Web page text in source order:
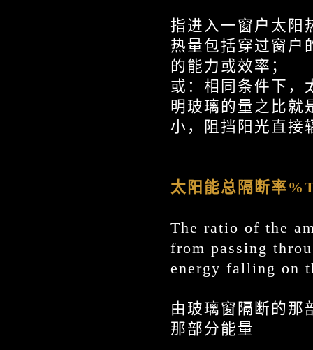
指进入一窗户太阳
热量包括穿过窗户
的能力或效率；
或：相同条件下，
明玻璃的量之比就
小，阻挡阳光直接
太阳能总隔断率
The ratio of the
from passing
energy falling on
由玻璃窗隔断的那
那部分能量